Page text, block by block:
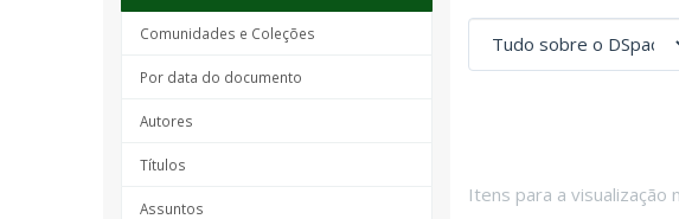
Comunidades e Coleções
Por data do documento
Autores
Títulos
Assuntos
Itens para a